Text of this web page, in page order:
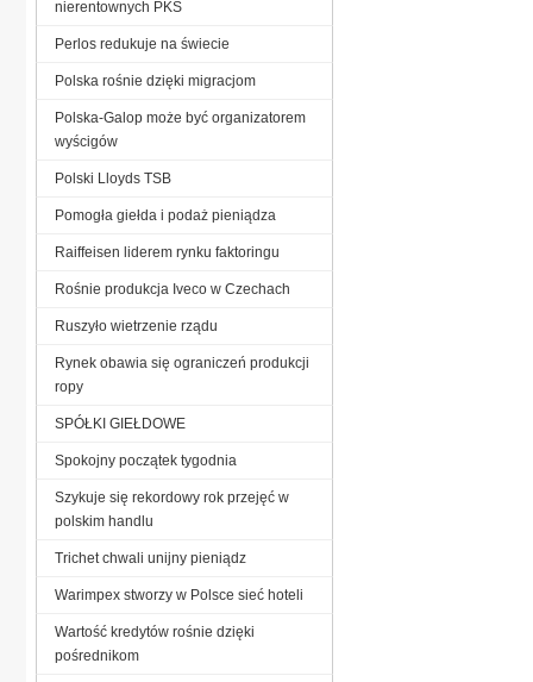
nierentownych PKS
Perlos redukuje na świecie
Polska rośnie dzięki migracjom
Polska-Galop może być organizatorem
wyścigów
Polski Lloyds TSB
Pomogła giełda i podaż pieniądza
Raiffeisen liderem rynku faktoringu
Rośnie produkcja Iveco w Czechach
Ruszyło wietrzenie rządu
Rynek obawia się ograniczeń produkcji
ropy
SPÓŁKI GIEŁDOWE
Spokojny początek tygodnia
Szykuje się rekordowy rok przejęć w
polskim handlu
Trichet chwali unijny pieniądz
Warimpex stworzy w Polsce sieć hoteli
Wartość kredytów rośnie dzięki
pośrednikom